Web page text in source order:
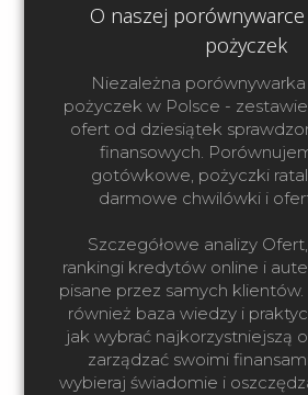
O naszej
pożyczek
Niezależna
pożyczek w Polsce -
ofert od dziesiątek
finansowych.
gotówkowe, pożyczki
darmowe chwilówki i
Szczegółowe analizy
rankingi kredytów online i
pisane przez samych
również baza wiedzy i
jak wybrać najkorzystniejszą
zarządzać swoimi
wybieraj świadomie i